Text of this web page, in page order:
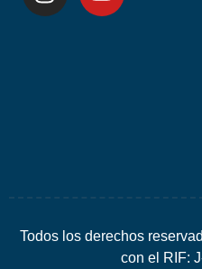
Todos los derechos
con el RIF: